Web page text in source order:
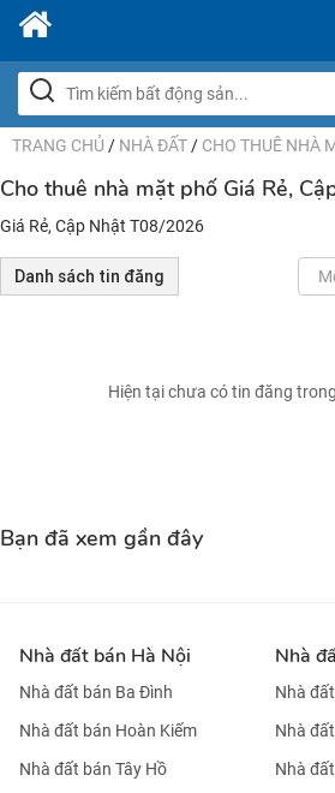
TRANG CHỦ / NHÀ ĐẤT / CHO THUÊ NHÀ
Cho thuê nhà mặt phố Giá Rẻ,
Giá Rẻ, Cập Nhật T08/2026
Danh sách tin đăng
Hiện tại chưa có tin đăng
Bạn đã xem gần đây
Nhà đất bán Hà Nội
Nhà đất bán Ba Đình
Nhà đất bán Hoàn Kiếm
Nhà đất bán Tây Hồ
Nhà
Nhà
Nhà
Nhà